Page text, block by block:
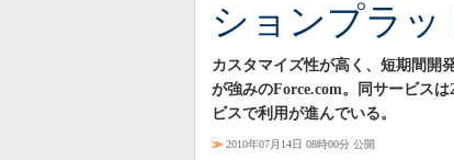
システム運用管理
ションプラッ
カスタマイズ性が高く、短期間開
が強みのForce.com。同サービス
ビスで利用が進んでいる。
≫ 2010年07月14日 08時00分 公開